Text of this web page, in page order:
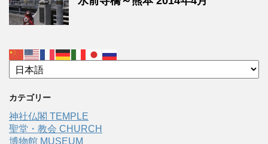
カテゴリー
神社仏閣 TEMPLE
聖堂・教会 CHURCH
博物館 MUSEUM